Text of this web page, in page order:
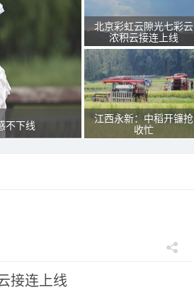
不下线
北京彩虹云隙光七彩云
浓积云接连上线
江西永新：中稻开镰抢
收忙
接连上线